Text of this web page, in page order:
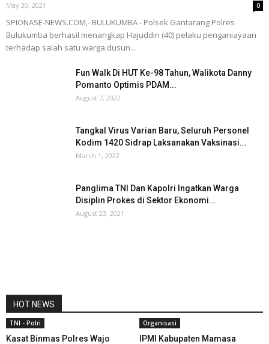
May 30, 2021 0
SPIONASE-NEWS.COM,- BULUKUMBA - Polsek Gantarang Polres
Bulukumba berhasil menangkap Hajuddin (40) pelaku penganiayaan
terhadap salah satu warga dusun...
Fun Walk Di HUT Ke-98 Tahun, Walikota Danny
Pomanto Optimis PDAM...
August 7, 2022
Tangkal Virus Varian Baru, Seluruh Personel
Kodim 1420 Sidrap Laksanakan Vaksinasi...
March 1, 2022
Panglima TNI Dan Kapolri Ingatkan Warga
Disiplin Prokes di Sektor Ekonomi...
August 23, 2021
HOT NEWS
TNI - Polri
Kasat Binmas Polres Wajo
Organisasi
IPMI Kabupaten Mamasa